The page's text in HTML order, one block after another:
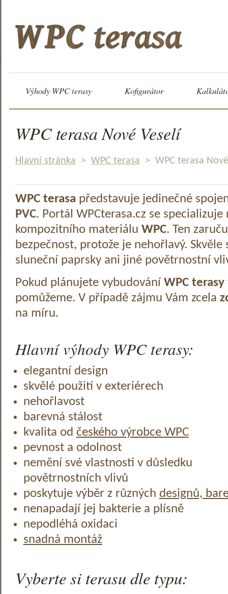
Výhody WPC terasy Kofigurátor
WPC terasa Nové Veselí
Hlavní stránka > WPC terasa > WPC terasa
WPC terasa představuje jedinečné
PVC. Portál WPCterasa.cz se specializuje
kompozitního materiálu WPC. Ten
bezpečnost, protože je nehořlavý.
sluneční paprsky ani jiné povětrnostní
Pokud plánujete vybudování WPC terasy
pomůžeme. V případě zájmu Vám zcela
na míru.
Hlavní výhody WPC terasy:
elegantní design
skvělé použití v exteriérech
nehořlavost
barevná stálost
kvalita od českého výrobce WPC
pevnost a odolnost
nemění své vlastnosti v důsledku
povětrnostních vlivů
poskytuje výběr z různých designů,
nenapadají jej bakterie a plísně
nepodléhá oxidaci
snadná montáž
Vyberte si terasu dle typu: